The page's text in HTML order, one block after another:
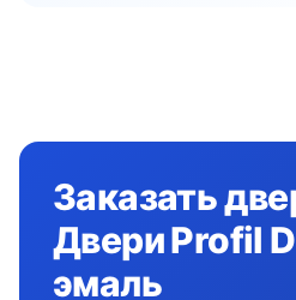
Заказать
Двери Profil
эмаль